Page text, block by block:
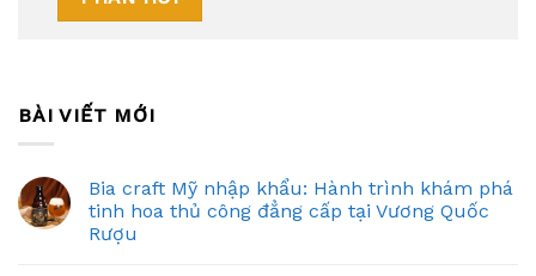
BÀI VIẾT MỚI
Bia craft Mỹ nhập khẩu: Hành trình khám phá
tinh hoa thủ công đẳng cấp tại Vương Quốc
Rượu